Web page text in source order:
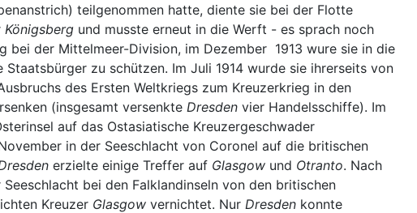
teilgenommen hatte, diente sie bei der Flotte
Königsberg und musste erneut in die Werft - es sprach noch
bei der Mittelmeer-Division, im Dezember 1913 wure sie in die
zu schützen. Im Juli 1914 wurde sie ihrerseits von
des Ersten Weltkriegs zum Kreuzerkrieg in den
(insgesamt versenkte Dresden vier Handelsschiffe). Im
auf das Ostasiatische Kreuzergeschwader
in der Seeschlacht von Coronel auf die britischen
erzielte einige Treffer auf Glasgow und Otranto. Nach
bei den Falklandinseln von den britischen
Kreuzer Glasgow vernichtet. Nur Dresden konnte